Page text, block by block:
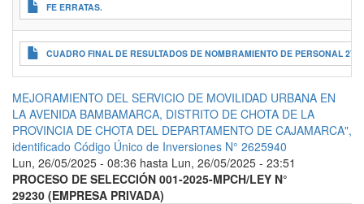
FE ERRATAS.
CUADRO FINAL DE RESULTADOS DE NOMBRAMIENTO DE PERSONAL 276
MEJORAMIENTO DEL SERVICIO DE MOVILIDAD URBANA EN
LA AVENIDA BAMBAMARCA, DISTRITO DE CHOTA DE LA
PROVINCIA DE CHOTA DEL DEPARTAMENTO DE CAJAMARCA",
identificado Código Único de Inversiones N° 2625940
Lun, 26/05/2025 - 08:36 hasta Lun, 26/05/2025 - 23:51
PROCESO DE SELECCIÓN 001-2025-MPCH/LEY N°
29230 (EMPRESA PRIVADA)